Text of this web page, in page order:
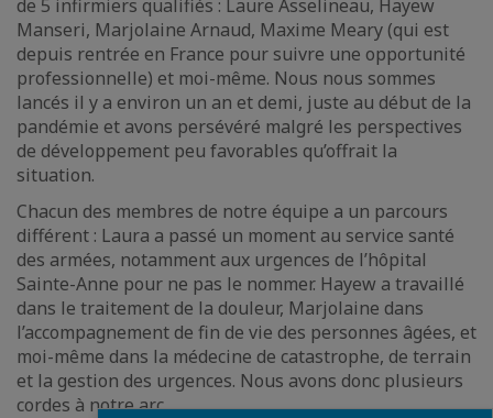
de 5 infirmiers qualifiés : Laure Asselineau, Hayew
Manseri, Marjolaine Arnaud, Maxime Meary (qui est
depuis rentrée en France pour suivre une opportunité
professionnelle) et moi-même. Nous nous sommes
lancés il y a environ un an et demi, juste au début de la
pandémie et avons persévéré malgré les perspectives
de développement peu favorables qu’offrait la
situation.
Chacun des membres de notre équipe a un parcours
différent : Laura a passé un moment au service santé
des armées, notamment aux urgences de l’hôpital
Sainte-Anne pour ne pas le nommer. Hayew a travaillé
dans le traitement de la douleur, Marjolaine dans
l’accompagnement de fin de vie des personnes âgées, et
moi-même dans la médecine de catastrophe, de terrain
et la gestion des urgences. Nous avons donc plusieurs
cordes à notre arc.